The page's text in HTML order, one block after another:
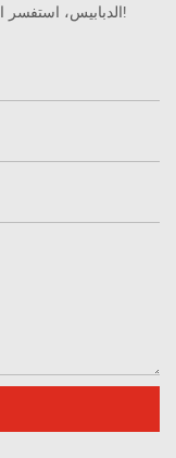
الدبابيس، استفسر الآن واحصل على حلول مصممة خصيصًا لك فورًا!